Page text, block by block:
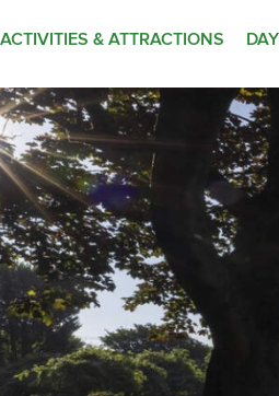
ACTIVITIES & ATTRACTIONS